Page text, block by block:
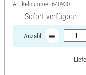
Artikelnummer 640930
Sofort verfügbar
Anzahl: